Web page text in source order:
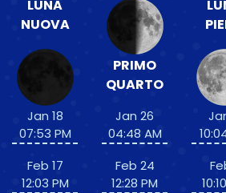
LUNA
NUOVA
Jan 18
07:53 PM
Feb 17
12:03 PM
PRIMO
QUARTO
Jan 26
04:48 AM
Feb 24
12:28 PM